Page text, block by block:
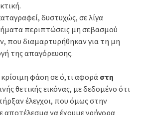
δυστυχώς, σε λίγα
περιπτώσεις μη σεβασμού
που διαμαρτυρήθηκαν για τη μη
της απαγόρευσης.
φάση σε ό,τι αφορά στη
θετικής εικόνας, με δεδομένο ότι
έλεγχοι, που όμως στην
αποτέλεσμα να έχουμε γρήγορα